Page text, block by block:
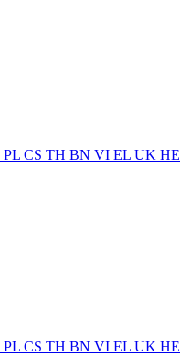
PL CS TH BN VI EL UK HE
PL CS TH BN VI EL UK HE